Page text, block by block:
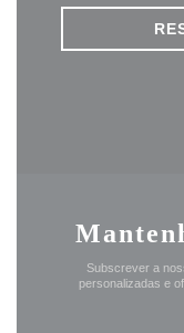
Subscrever a
personalizadas e